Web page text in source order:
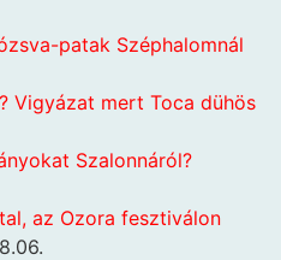
patak Széphalomnál
Vigyázat mert Toca dühös
Szalonnáról?
az Ozora fesztiválon